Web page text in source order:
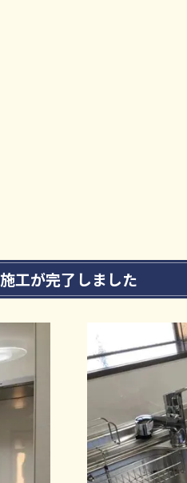
施工が完了しました